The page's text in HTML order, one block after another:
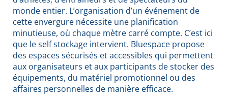
monde entier. L’organisation d’un événement de
cette envergure nécessite une planification
minutieuse, où chaque mètre carré compte. C’est ici
que le self stockage intervient. Bluespace propose
des espaces sécurisés et accessibles qui permettent
aux organisateurs et aux participants de stocker des
équipements, du matériel promotionnel ou des
affaires personnelles de manière efficace.